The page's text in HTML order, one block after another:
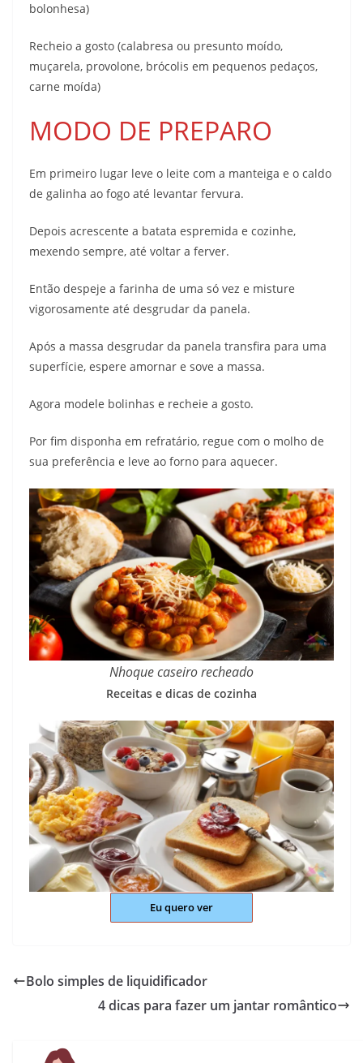
bolonhesa)
Recheio a gosto (calabresa ou presunto moído,
muçarela, provolone, brócolis em pequenos pedaços,
carne moída)
MODO DE PREPARO
Em primeiro lugar leve o leite com a manteiga e o caldo
de galinha ao fogo até levantar fervura.
Depois acrescente a batata espremida e cozinhe,
mexendo sempre, até voltar a ferver.
Então despeje a farinha de uma só vez e misture
vigorosamente até desgrudar da panela.
Após a massa desgrudar da panela transfira para uma
superfície, espere amornar e sove a massa.
Agora modele bolinhas e recheie a gosto.
Por fim disponha em refratário, regue com o molho de
sua preferência e leve ao forno para aquecer.
Nhoque caseiro recheado
Receitas e dicas de cozinha
Eu quero ver
Bolo simples de liquidificador
4 dicas para fazer um jantar romântico